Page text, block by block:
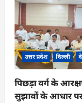
उत्तर प्रदेश दिल्ली
पिछड़ा वर्ग के
सुझावों के आधार